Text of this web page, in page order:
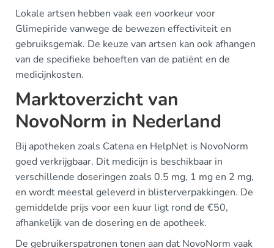
Lokale artsen hebben vaak een voorkeur voor
Glimepiride vanwege de bewezen effectiviteit en
gebruiksgemak. De keuze van artsen kan ook afhangen
van de specifieke behoeften van de patiënt en de
medicijnkosten.
Marktoverzicht van
NovoNorm in Nederland
Bij apotheken zoals Catena en HelpNet is NovoNorm
goed verkrijgbaar. Dit medicijn is beschikbaar in
verschillende doseringen zoals 0.5 mg, 1 mg en 2 mg,
en wordt meestal geleverd in blisterverpakkingen. De
gemiddelde prijs voor een kuur ligt rond de €50,
afhankelijk van de dosering en de apotheek.
De gebruikerspatronen tonen aan dat NovoNorm vaak